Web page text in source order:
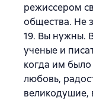
режиссером
общества. Не
19. Вы нужны.
ученые и
когда им было
любовь,
великодушие,